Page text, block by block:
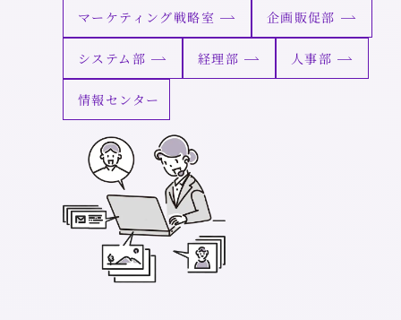
マーケティング戦略室 企画販促部
システム部 経理部 人事部
情報センター